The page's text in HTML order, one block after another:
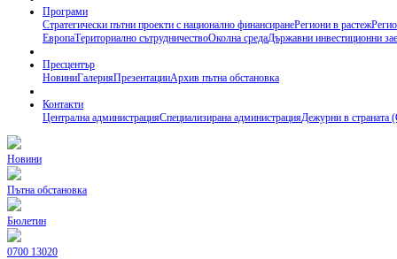
Програми
Стратегически пътни проекти с национално финансиранеРегиони в растеж
ЕвропаТериториално сътрудничествоОколна средаДържавни инвестиционни
Пресцентър
НовиниГалерияПрезентацииАрхив пътна обстановка
Контакти
Централна администрацияСпециализирана администрацияДежурни в
Новини
Пътна обстановка
Бюлетин
0700 13020